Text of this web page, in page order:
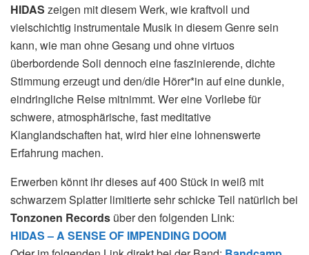
HIDAS zeigen mit diesem Werk, wie kraftvoll und
vielschichtig instrumentale Musik in diesem Genre sein
kann, wie man ohne Gesang und ohne virtuos
überbordende Soli dennoch eine faszinierende, dichte
Stimmung erzeugt und den/die Hörer*in auf eine dunkle,
eindringliche Reise mitnimmt. Wer eine Vorliebe für
schwere, atmosphärische, fast meditative
Klanglandschaften hat, wird hier eine lohnenswerte
Erfahrung machen.
Erwerben könnt ihr dieses auf 400 Stück in weiß mit
schwarzem Splatter limitierte sehr schicke Teil natürlich bei
Tonzonen Records über den folgenden Link:
HIDAS – A SENSE OF IMPENDING DOOM